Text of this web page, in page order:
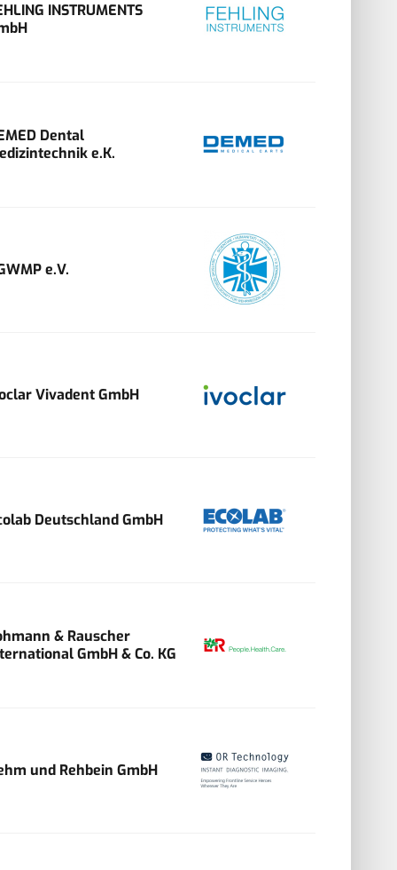
INSTRUMENTS
Dental
e.K.
e.V.
Vivadent GmbH
Deutschland GmbH
& Rauscher
GmbH & Co. KG
und Rehbein GmbH